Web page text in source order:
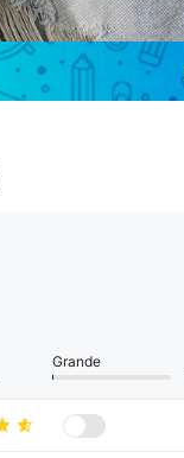
Grande